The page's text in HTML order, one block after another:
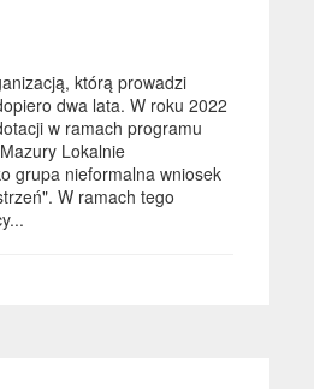
którą prowadzi
dwa lata. W roku 2022
w ramach programu
Lokalnie
grupa nieformalna wniosek
W ramach tego